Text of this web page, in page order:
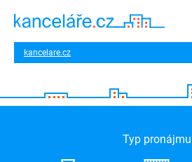
kancelare.cz
Typ pronájmu